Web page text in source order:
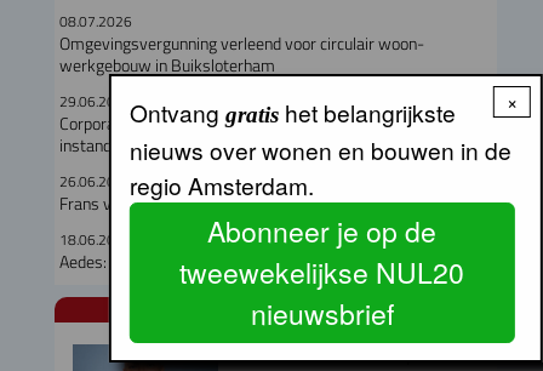
08.07.2026
Omgevingsvergunning verleend voor circulair woon-
werkgebouw in Buiksloterham
29.06.2026
Corporaties gaven recordbedrag uit aan nieuwbouw en
instandhouding
26.06.2026
Frans van de Kerkhof nieuwe directeur Vastgoed bij Rochdale
18.06.2026
Aedes: winstbelasting moet verder omlaag!
NUL20 NIEUWS
Armand van de Laar per 1
×
Ontvang gratishet belangrijkste
nieuws over wonen en bouwen in de
regio Amsterdam.
Abonneer je op de
tweewekelijkse NUL20
nieuwsbrief